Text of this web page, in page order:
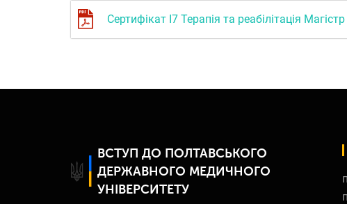
Сертифікат І7 Терапія та реабілітація Магістр
ВСТУП ДО ПОЛТАВСЬКОГО
ДЕРЖАВНОГО МЕДИЧНОГО
УНІВЕРСИТЕТУ